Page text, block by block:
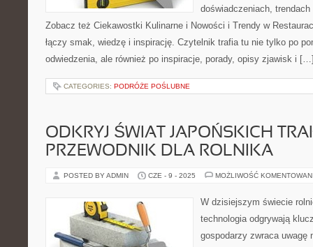
doświadczeniach,
Zobacz też Ciekawostki Kulinarne i Nowości i Trendy w
łączy smak, wiedzę i inspirację. Czytelnik trafia tu nie tylko po
odwiedzenia, ale również po inspiracje, porady, opisy zjawisk i
CATEGORIES: PODRÓŻE POŚLUBNE
ODKRYJ ŚWIAT JAPOŃSKICH
PRZEWODNIK DLA ROLNIKA
POSTED BY ADMIN CZE - 9 - 2025 MOŻLIWOŚĆ
W dzisiejszym świecie
technologia odgrywają
gospodarzy zwraca uwagę